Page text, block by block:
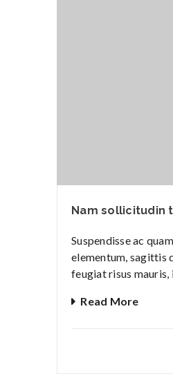
Nam sollicitudin
Suspendisse ac
elementum, sagittis
feugiat risus
Read More